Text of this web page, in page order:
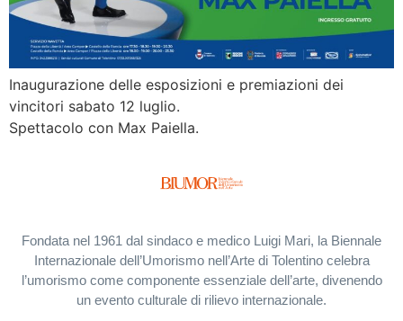
Inaugurazione delle esposizioni e premiazioni dei
vincitori sabato 12 luglio.
Spettacolo con Max Paiella.
Fondata nel 1961 dal sindaco e medico Luigi Mari, la Biennale
Internazionale dell’Umorismo nell’Arte di Tolentino celebra
l’umorismo come componente essenziale dell’arte, divenendo
un evento culturale di rilievo internazionale.